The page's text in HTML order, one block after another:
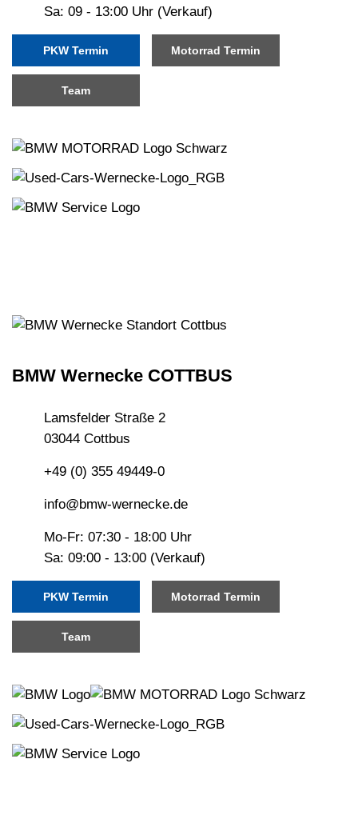
Sa: 09 - 13:00 Uhr (Verkauf)
PKW Termin Motorrad Termin
Team
BMW Wernecke COTTBUS
Lamsfelder Straße 2
03044 Cottbus
+49 (0) 355 49449-0
info@bmw-wernecke.de
Mo-Fr: 07:30 - 18:00 Uhr
Sa: 09:00 - 13:00 (Verkauf)
PKW Termin Motorrad Termin
Team